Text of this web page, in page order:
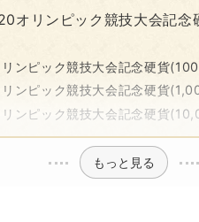
オリンピック競技大会記
ピック競技大会記念硬貨(100
ピック競技大会記念硬貨
ピック競技大会記念硬貨
もっと見る